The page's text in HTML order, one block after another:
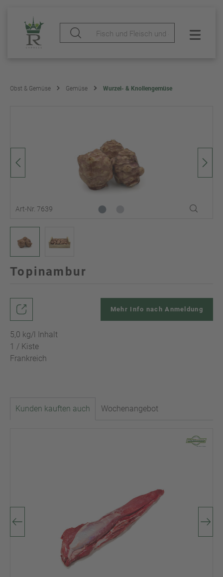
Obst & Gemüse Gemüse Wurzel- & Knollengemüse
Art-Nr. 7639
Topinambur
5,0 kg/l Inhalt
1 / Kiste
Frankreich
Mehr Info nach Anmeldung
Kunden kauften auch Wochenangebot